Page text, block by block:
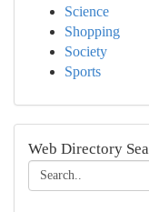
Science
Shopping
Society
Sports
Web Directory